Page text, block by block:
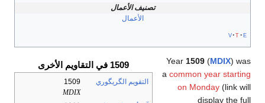
تصنيف الأعمال
الأعمال
v t e
1509 في التقاويم الأخرى
التقويم الگريگوري
1509
MDIX
Year 1509 (MDIX) was
a common year starting
on Monday (link will
display the full